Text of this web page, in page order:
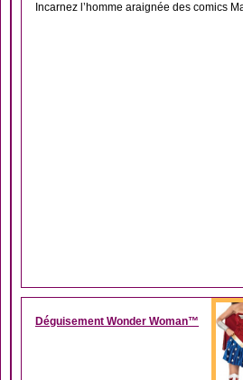
Incarnez l’homme araignée des comics
Déguisement Wonder Woman™